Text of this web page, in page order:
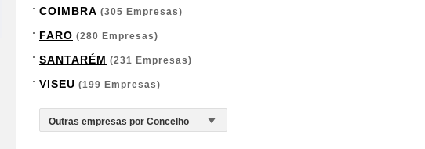
COIMBRA (305 Empresas)
FARO (280 Empresas)
SANTARÉM (231 Empresas)
VISEU (199 Empresas)